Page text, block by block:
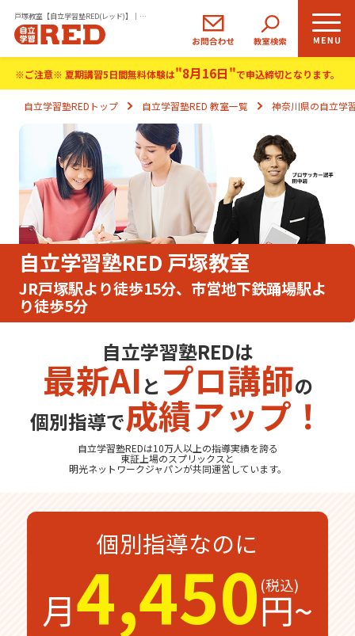
戸塚教室【自立学習塾RED(レッド)】｜小学生・中学生・高校生の学習塾
小学生
コース
中学生
コース
高校生
コース
REDの思い
自立学習とは
ご入塾のながれ
生徒さま・保護者さまの声
よくあるご質問
無料体験
受付中
無料体験後そのままのご入塾で
入塾金 12,100円 無料
無料体験の
お問合わせは
※ご注意※ 夏期講習5日間無料体験は"8月16日"で申込締切となります。
自立学習塾REDトップ 自立学習塾RED 教室一覧 神奈川県の自立学
自立学習塾RED 戸塚教室
JR戸塚駅より徒歩15分、市営地下鉄踊場駅よ
り徒歩5分
自立学習塾REDは
最新AI と プロ講師の
個別指導で成績アップ！
自立学習塾REDは10万人以上の指導実績を誇る
東証上場のスプリックス と
明光ネットワークジャパンが共同運営しています。
個別指導なのに
月4,450円~